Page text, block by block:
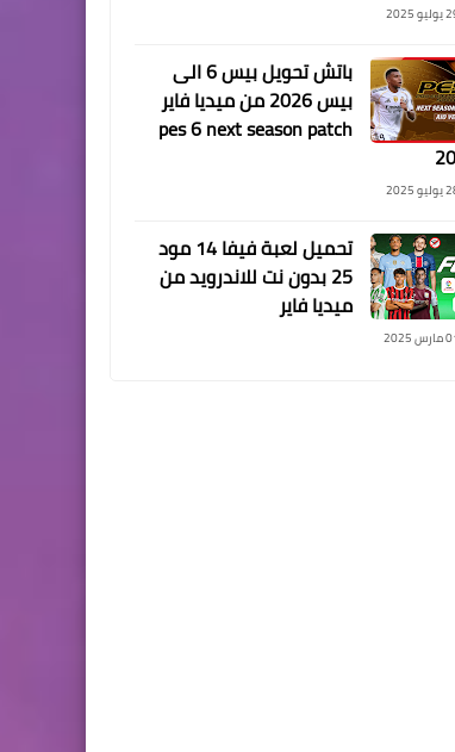
2025
باتش تحويل بيس 6 الى
بيس 2026 من ميديا فاير
pes 6 next season patch
2025
تحميل لعبة فيفا 14 مود
25 بدون نت للاندرويد من
ميديا فاير
2025